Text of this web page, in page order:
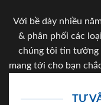
Với bề dày nhiều
& phân phối các
chúng tôi tin tưởng
mang tới cho bạn
TƯ